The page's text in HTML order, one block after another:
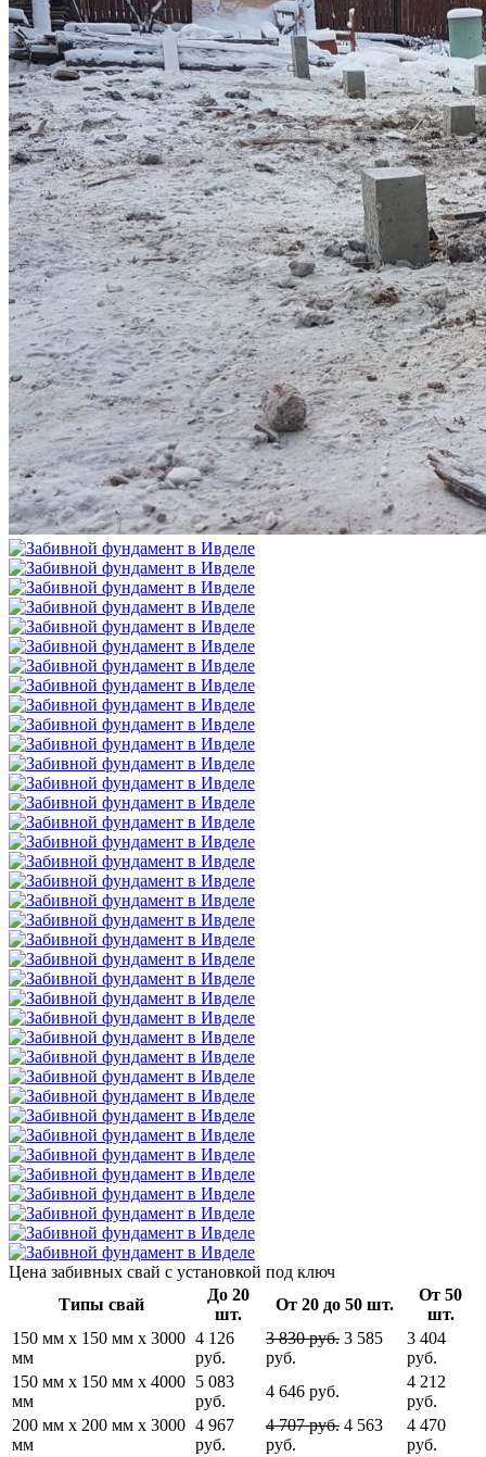
Цена забивных свай с установкой под ключ
Типы свай
До 20
шт.
От 20 до 50 шт.
От 50
шт.
150 мм x 150 мм x 3000
мм
4 126
руб.
3 830 руб. 3 585
руб.
3 404
руб.
150 мм x 150 мм x 4000
мм
5 083
руб.
4 646 руб.
4 212
руб.
200 мм x 200 мм x 3000
мм
4 967
руб.
4 707 руб. 4 563
руб.
4 470
руб.